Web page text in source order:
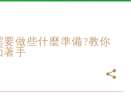
要做些什麼準備?教你
著手